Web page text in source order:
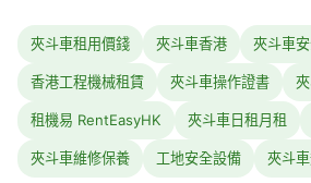
夾斗車租用價錢 夾斗車香港 夾斗車
香港工程機械租賃 夾斗車操作證書
租機易 RentEasyHK 夾斗車日租月租
夾斗車維修保養 工地安全設備 夾斗